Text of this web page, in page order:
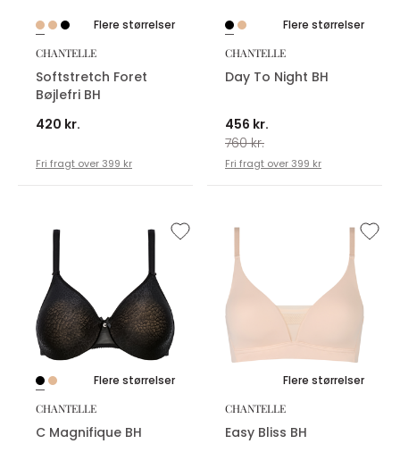
Flere størrelser
CHANTELLE
Softstretch Foret
Bøjlefri BH
420 kr.
Fri fragt over 399 kr
Flere størrelser
CHANTELLE
Day To Night BH
456 kr.
760 kr.
Fri fragt over 399 kr
Flere størrelser
CHANTELLE
C Magnifique BH
Flere størrelser
CHANTELLE
Easy Bliss BH